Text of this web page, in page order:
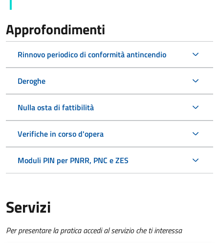
Approfondimenti
Rinnovo periodico di conformità antincendio
Deroghe
Nulla osta di fattibilità
Verifiche in corso d'opera
Moduli PIN per PNRR, PNC e ZES
Servizi
Per presentare la pratica accedi al servizio che ti interessa